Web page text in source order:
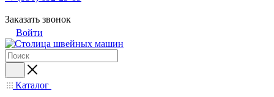
Заказать звонок
Войти
Каталог